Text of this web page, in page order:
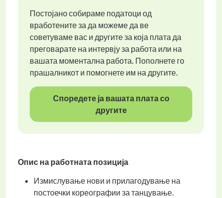
Постојано собираме податоци од
вработените за да можеме да ве
советуваме вас и другите за која плата да
преговарате на интервју за работа или на
вашата моментална работа. Пополнете го
прашалникот и помогнете им на другите.
Споредете ја вашата плата со
другите
Опис на работната позиција
Измислување нови и прилагодување на
постоечки кореографии за танцување.